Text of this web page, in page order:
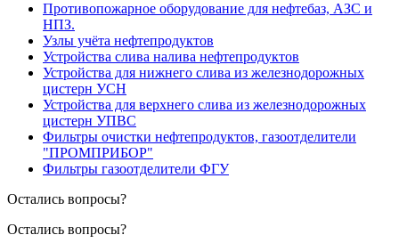
Противопожарное оборудование для нефтебаз, АЗС и
НПЗ.
Узлы учёта нефтепродуктов
Устройства слива налива нефтепродуктов
Устройства для нижнего слива из железнодорожных
цистерн УСН
Устройства для верхнего слива из железнодорожных
цистерн УПВС
Фильтры очистки нефтепродуктов, газоотделители
"ПРОМПРИБОР"
Фильтры газоотделители ФГУ
Остались вопросы?
Остались вопросы?